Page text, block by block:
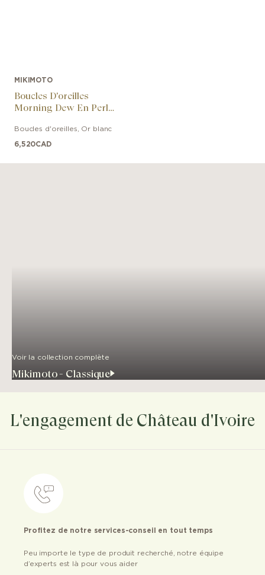
MIKIMOTO
Boucles D'oreilles
Morning Dew En Perles
Diamants
Boucles d'oreilles Or blanc
6,520CAD
Voir la collection complète
Mikimoto - Classique
L'engagement de Château d'Ivoire
Profitez de notre services-conseil en tout temps
Peu importe le type de produit recherché, notre équipe
d’experts est là pour vous aider